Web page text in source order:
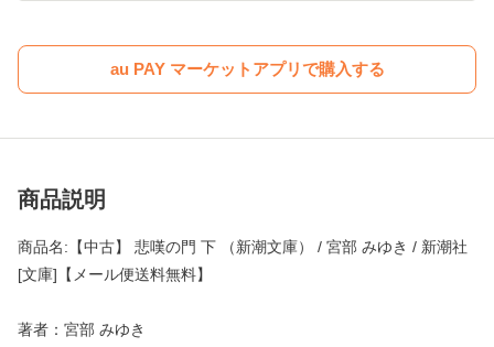
au PAY マーケットアプリで購入する
商品説明
商品名:【中古】 悲嘆の門 下 （新潮文庫） / 宮部 みゆき / 新潮社
[文庫]【メール便送料無料】
著者：宮部 みゆき